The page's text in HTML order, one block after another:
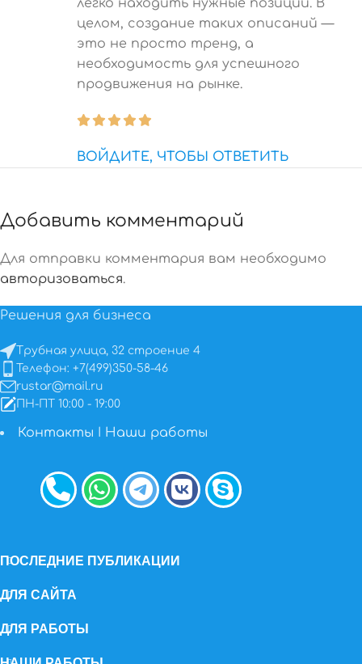
легко находить нужные позиции. В
целом, создание таких описаний —
это не просто тренд, а
необходимость для успешного
продвижения на рынке.
ВОЙДИТЕ, ЧТОБЫ ОТВЕТИТЬ
Добавить комментарий
Для отправки комментария вам необходимо
авторизоваться.
Решения для бизнеса
Трубная улица, 32 строение 4
Телефон: +7(499)350-58-46
rustar@mail.ru
ПН-ПТ 10:00 - 19:00
Контакты Наши работы
ПОСЛЕДНИЕ ПУБЛИКАЦИИ
ДЛЯ САЙТА
ДЛЯ РАБОТЫ